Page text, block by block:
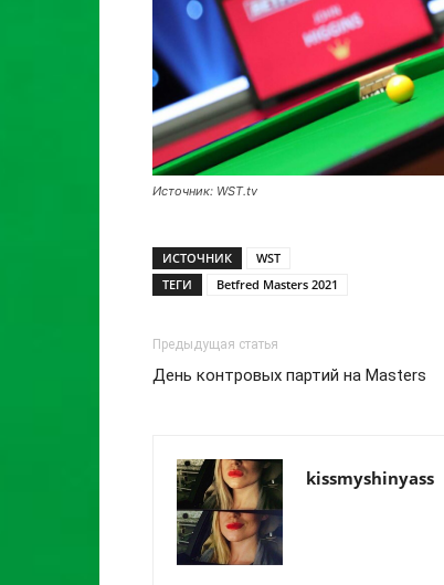
Источник: WST.tv
ИСТОЧНИК
WST
ТЕГИ
Betfred Masters 2021
Предыдущая статья
День контровых партий на Masters
kissmyshinyass